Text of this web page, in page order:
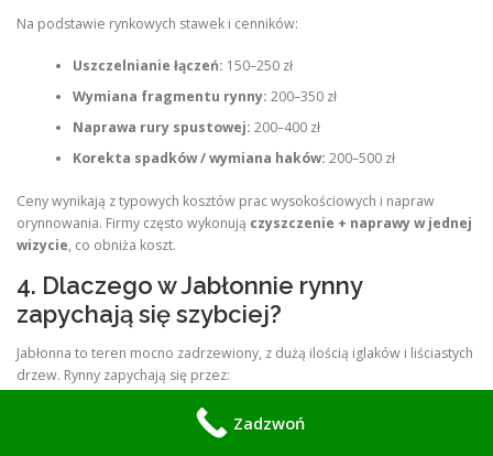
Na podstawie rynkowych stawek i cenników:
Uszczelnianie łączeń: 150–250 zł
Wymiana fragmentu rynny: 200–350 zł
Naprawa rury spustowej: 200–400 zł
Korekta spadków / wymiana haków: 200–500 zł
Ceny wynikają z typowych kosztów prac wysokościowych i napraw
orynnowania. Firmy często wykonują czyszczenie + naprawy w jednej
wizycie, co obniża koszt.
4. Dlaczego w Jabłonnie rynny
zapychają się szybciej?
Jabłonna to teren mocno zadrzewiony, z dużą ilością iglaków i liściastych
drzew. Rynny zapychają się przez:
Zadzwoń